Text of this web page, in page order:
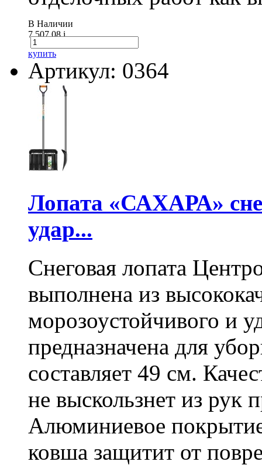
В Наличии
7 507.08i
купить
Артикул: 0364
Лопата «САХАРА»
удар...
Снеговая лопата
выполнена из
морозоустойчивого и
предназначена для
составляет 49 см.
не выскользнет из рук
Алюминиевое
ковша защитит от